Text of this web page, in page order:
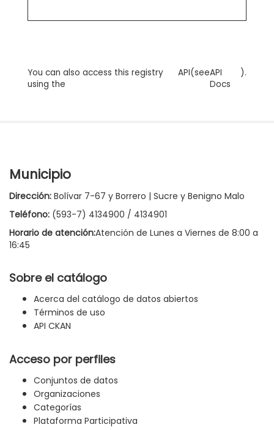
You can also access this registry
using the
API(seeAPI
Docs
).
Municipio
Dirección: Bolívar 7-67 y Borrero | Sucre y Benigno Malo
Teléfono: (593-7) 4134900 / 4134901
Horario de atención:Atención de Lunes a Viernes de 8:00 a
16:45
Sobre el catálogo
Acerca del catálogo de datos abiertos
Términos de uso
API CKAN
Acceso por perfiles
Conjuntos de datos
Organizaciones
Categorías
Plataforma Participativa